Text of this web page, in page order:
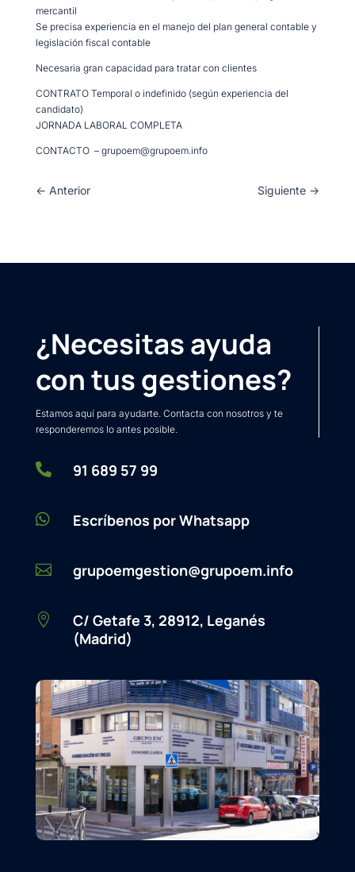
mercantil
Se precisa experiencia en el manejo del plan general contable y
legislación fiscal contable
Necesaria gran capacidad para tratar con clientes
CONTRATO Temporal o indefinido (según experiencia del
candidato)
JORNADA LABORAL COMPLETA
CONTACTO – grupoem@grupoem.info
← Anterior Siguiente →
¿Necesitas ayuda
con tus gestiones?
Estamos aquí para ayudarte. Contacta con nosotros y te
responderemos lo antes posible.
 91 689 57 99
 Escríbenos por Whatsapp
 grupoemgestion@grupoem.info

C/ Getafe 3, 28912, Leganés
(Madrid)